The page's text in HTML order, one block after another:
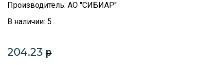
Производитель: АО "СИБИАР"
В наличии: 5
204.23 p